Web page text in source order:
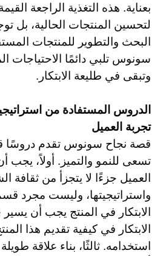
بعناية. هذه التغذية الراجعة
لتحسين المنتجات الحالية، بل
البحث والتطوير للمنتجات
سونوس تلبي دائمًا الاحتياجات
وتبقى في طليعة الابتكار.
الدروس المستفادة من
تجربة العميل
قصة نجاح سونوس تقدم دروسًا
تسعى للنمو والتميز. أولاً، يجب
العميل جزءًا لا يتجزأ من ثقافة
واستراتيجيتها، وليست مجرد
الابتكار في المنتج يجب أن
الابتكار في كيفية تقديم هذا
استخدامه. ثالثًا، بناء علاقة